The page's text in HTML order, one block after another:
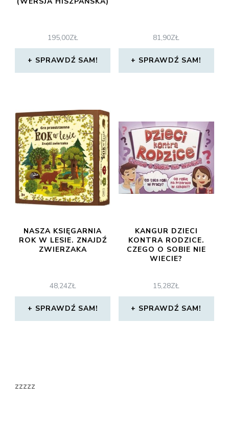
195,00ZŁ
SPRAWDŹ SAM!
81,90ZŁ
SPRAWDŹ SAM!
NASZA KSIĘGARNIA
ROK W LESIE. ZNAJDŹ
ZWIERZAKA
48,24ZŁ
SPRAWDŹ SAM!
KANGUR DZIECI
KONTRA RODZICE.
CZEGO O SOBIE NIE
WIECIE?
15,28ZŁ
SPRAWDŹ SAM!
zzzzz